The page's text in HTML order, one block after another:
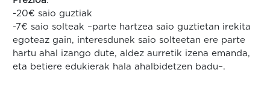
-20€ saio guztiak
-7€ saio solteak –parte hartzea saio guztietan irekita
egoteaz gain, interesdunek saio solteetan ere parte
hartu ahal izango dute, aldez aurretik izena emanda,
eta betiere edukierak hala ahalbidetzen badu–.